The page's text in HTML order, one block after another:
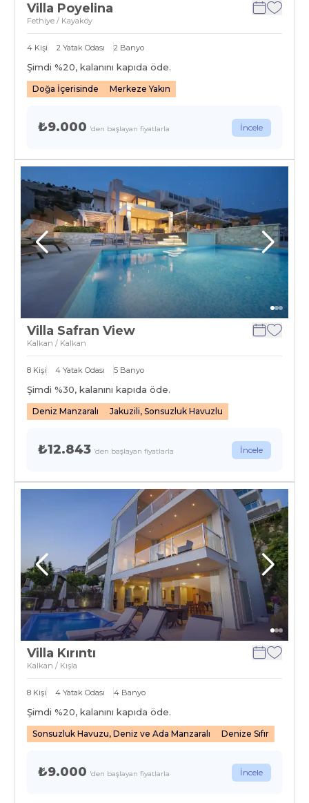
Villa Poyelina
Fethiye / Kayaköy
4 Kişi 2 Yatak Odası 2 Banyo
Şimdi %20, kalanını kapıda öde.
Doğa İçerisinde Merkeze Yakın
₺9.000 'den başlayan fiyatlarla İncele
Villa Safran View
Kalkan / Kalkan
8 Kişi 4 Yatak Odası 5 Banyo
Şimdi %30, kalanını kapıda öde.
Deniz Manzaralı Jakuzili, Sonsuzluk Havuzlu
₺12.843 'den başlayan fiyatlarla İncele
Villa Kırıntı
Kalkan / Kışla
8 Kişi 4 Yatak Odası 4 Banyo
Şimdi %20, kalanını kapıda öde.
Sonsuzluk Havuzu, Deniz ve Ada Manzaralı Denize Sıfır
₺9.000 'den başlayan fiyatlarla İncele